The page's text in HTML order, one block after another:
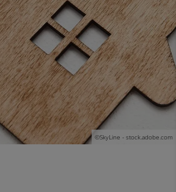
©SkyLine - stock.adobe.com